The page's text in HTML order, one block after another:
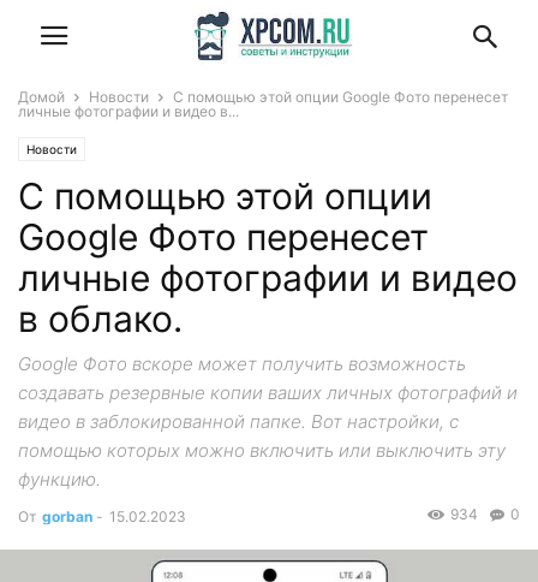
Домой Новости
С помощью этой опции Google Фото перенесет
личные фотографии и видео в...
Новости
С помощью этой опции
Google Фото перенесет
личные фотографии и видео
в облако.
Google Фото вскоре может получить возможность
создавать резервные копии ваших личных фотографий и
видео в заблокированной папке. Вот настройки, с
помощью которых можно включить или выключить эту
функцию.
От gorban - 15.02.2023 0
934